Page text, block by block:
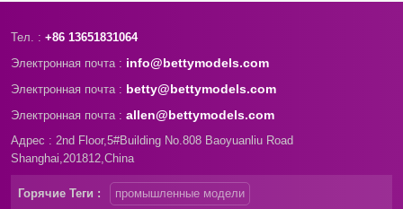
Тел. : +86 13651831064
Электронная почта : info@bettymodels.com
Электронная почта : betty@bettymodels.com
Электронная почта : allen@bettymodels.com
Адрес : 2nd Floor,5#Building No.808 Baoyuanliu Road
Shanghai,201812,China
Горячие Теги : промышленные модели